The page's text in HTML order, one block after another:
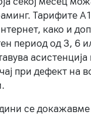
Тарифите
како и
период од 3, 6
при дефект на
се